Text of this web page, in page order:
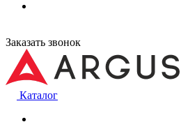
Заказать звонок
Каталог